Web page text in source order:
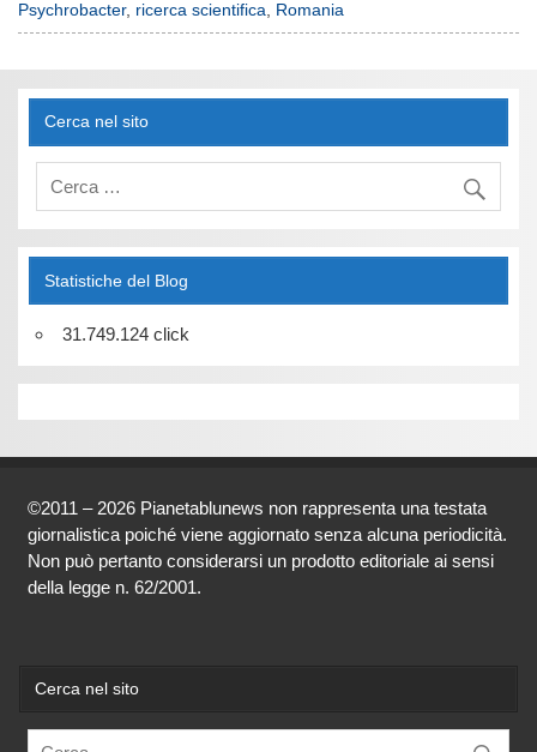
Psychrobacter, ricerca scientifica, Romania
Cerca nel sito
Statistiche del Blog
31.749.124 click
©2011 – 2026 Pianetablunews non rappresenta una testata
giornalistica poiché viene aggiornato senza alcuna periodicità.
Non può pertanto considerarsi un prodotto editoriale ai sensi
della legge n. 62/2001.
Cerca nel sito